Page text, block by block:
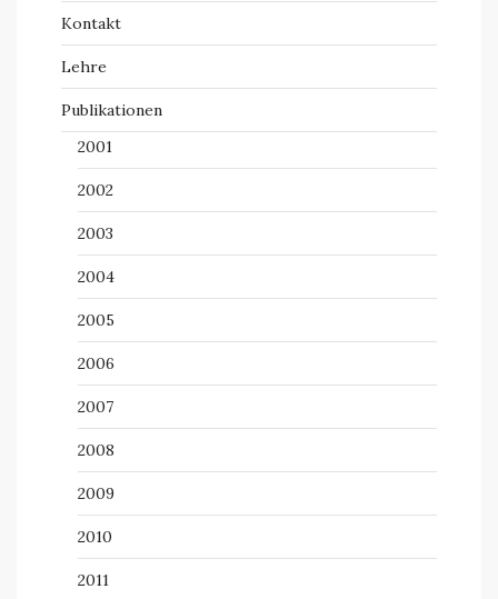
Kontakt
Lehre
Publikationen
2001
2002
2003
2004
2005
2006
2007
2008
2009
2010
2011